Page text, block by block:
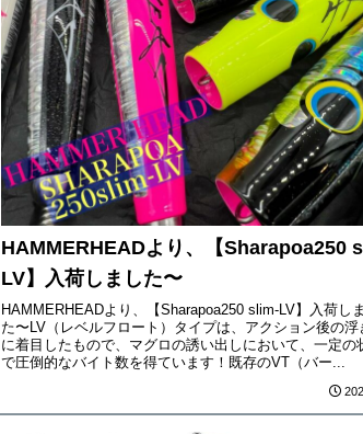
HAMMERHEADより、【Sharapoa250
LV】入荷しました〜
HAMMERHEADより、【Sharapoa250 slim-LV】入荷し
た〜LV（レベルフロート）タイプは、アクション後の浮
に着目したもので、マグロの誘い出しにおいて、一定の
で圧倒的なバイト数を得ています！既存のVT（バー...